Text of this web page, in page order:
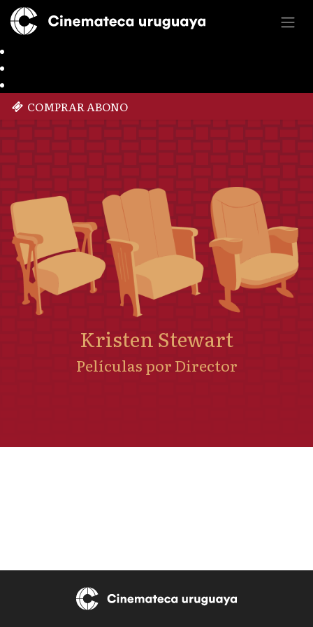
COMPRAR ABONO
Kristen Stewart
Películas por Director